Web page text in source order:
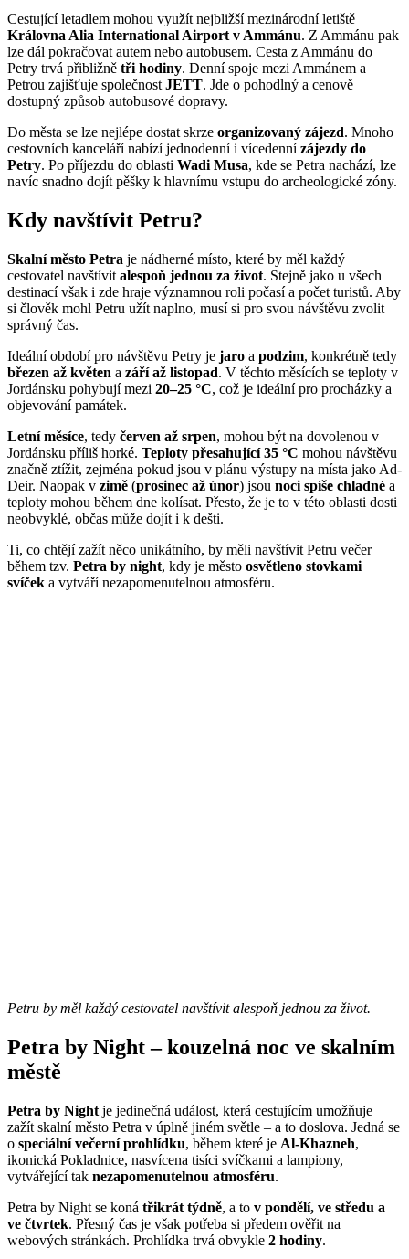
Cestující letadlem mohou využít nejbližší mezinárodní letiště
Královna Alia International Airport v Ammánu. Z Ammánu pak
lze dál pokračovat autem nebo autobusem. Cesta z Ammánu do
Petry trvá přibližně tři hodiny. Denní spoje mezi Ammánem a
Petrou zajišťuje společnost JETT. Jde o pohodlný a cenově
dostupný způsob autobusové dopravy.
Do města se lze nejlépe dostat skrze organizovaný zájezd. Mnoho
cestovních kanceláří nabízí jednodenní i vícedennízájezdy do
Petry. Po příjezdu do oblasti Wadi Musa, kde se Petra nachází, lze
navíc snadno dojít pěšky k hlavnímu vstupu do archeologické zóny.
Kdy navštívit Petru?
Skalní město Petra je nádherné místo, které by měl každý
cestovatel navštívit alespoň jednou za život. Stejně jako u všech
destinací však i zde hraje významnou roli počasí a počet turistů. Aby
si člověk mohl Petru užít naplno, musí si pro svou návštěvu zvolit
správný čas.
Ideální období pro návštěvu Petry je jaro a podzim, konkrétně tedy
březen až květen a září až listopad. V těchto měsících se teploty v
Jordánsku pohybují mezi 20–25 °C, což je ideální pro procházky a
objevování památek.
Letní měsíce, tedy červen až srpen, mohou být na dovolenou v
Jordánsku příliš horké. Teploty přesahující 35 °C mohou návštěvu
značně ztížit, zejména pokud jsou v plánu výstupy na místa jako Ad-
Deir. Naopak v zimě (prosinec až únor) jsou noci spíše chladné a
teploty mohou během dne kolísat. Přesto, že je to v této oblasti dosti
neobvyklé, občas může dojít i k dešti.
Ti, co chtějí zažít něco unikátního, by měli navštívit Petru večer
během tzv. Petra by night, kdy je město osvětleno stovkami
svíček a vytváří nezapomenutelnou atmosféru.
Petru by měl každý cestovatel navštívit alespoň jednou za život.
Petra by Night – kouzelná noc ve skalním
městě
Petra by Night je jedinečná událost, která cestujícím umožňuje
zažít skalní město Petra v úplně jiném světle – a to doslova. Jedná se
o speciální večerní prohlídku, během které je Al-Khazneh,
ikonická Pokladnice, nasvícena tisíci svíčkami a lampiony,
vytvářející tak nezapomenutelnou atmosféru.
Petra by Night se koná třikrát týdně, a to v pondělí, ve středu a
ve čtvrtek. Přesný čas je však potřeba si předem ověřit na
webových stránkách. Prohlídka trvá obvykle 2 hodiny.